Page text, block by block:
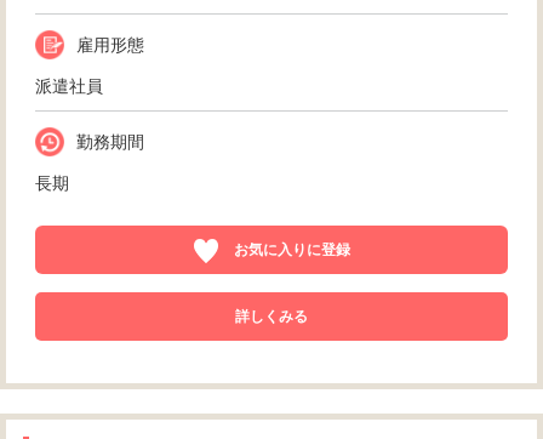
雇用形態
派遣社員
勤務期間
長期
お気に入りに登録
詳しくみる